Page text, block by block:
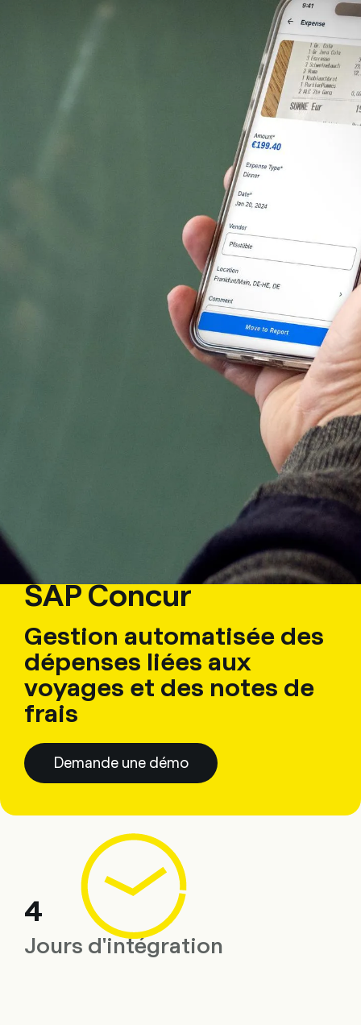
Univers RHÀ propos
SAP Concur
Gestion automatisée des
dépenses liées aux
voyages et des notes de
frais
Demande une démo
4
Jours d'intégration